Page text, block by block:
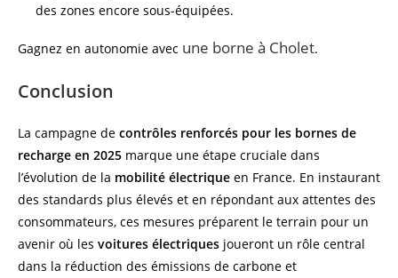
des zones encore sous-équipées.
Gagnez en autonomie avec une borne à Cholet.
Conclusion
La campagne de contrôles renforcés pour les bornes de
recharge en 2025 marque une étape cruciale dans
l’évolution de la mobilité électrique en France. En instaurant
des standards plus élevés et en répondant aux attentes des
consommateurs, ces mesures préparent le terrain pour un
avenir où les voitures électriques joueront un rôle central
dans la réduction des émissions de carbone et